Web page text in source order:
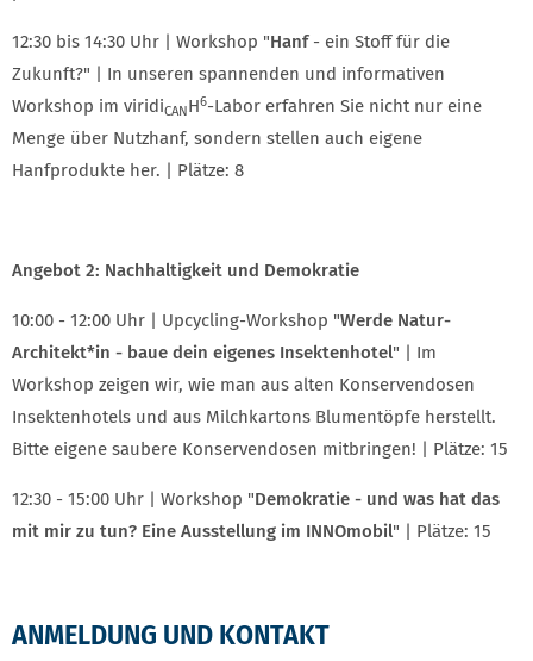
12:30 bis 14:30 Uhr | Workshop "Hanf - ein Stoff für die
Zukunft?" | In unseren spannenden und informativen
Workshop im viridiCANH6-Labor erfahren Sie nicht nur eine
Menge über Nutzhanf, sondern stellen auch eigene
Hanfprodukte her. | Plätze: 8
Angebot 2: Nachhaltigkeit und Demokratie
10:00 - 12:00 Uhr | Upcycling-Workshop "Werde Natur-
Architekt*in - baue dein eigenes Insektenhotel" | Im
Workshop zeigen wir, wie man aus alten Konservendosen
Insektenhotels und aus Milchkartons Blumentöpfe herstellt.
Bitte eigene saubere Konservendosen mitbringen! | Plätze: 15
12:30 - 15:00 Uhr | Workshop "Demokratie - und was hat das
mit mir zu tun? Eine Ausstellung im INNOmobil" | Plätze: 15
ANMELDUNG UND KONTAKT